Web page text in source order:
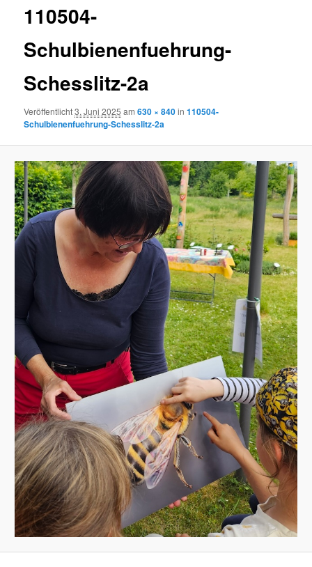
110504-
Schulbienenfuehrung-
Schesslitz-2a
Veröffentlicht3. Juni 2025 am630 × 840in110504-
Schulbienenfuehrung-Schesslitz-2a